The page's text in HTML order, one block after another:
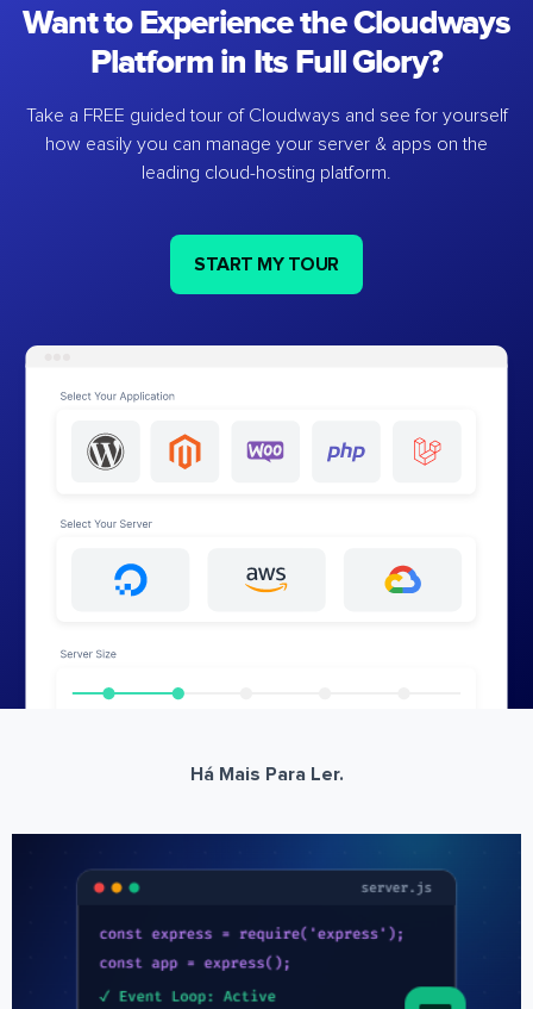
Want to Experience the Cloudways
Platform in Its Full Glory?
Take a FREE guided tour of Cloudways and see for yourself
how easily you can manage your server & apps on the
leading cloud-hosting platform.
START MY TOUR
Há Mais Para Ler.